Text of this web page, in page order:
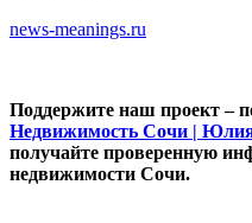
news-meanings.ru
Поддержите наш проект –
Недвижимость Сочи | Юлия
получайте проверенную
недвижимости Сочи.